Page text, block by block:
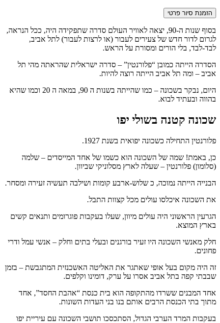
הזמנת סיור פרטי
בסוף שנות ה-90, יצאה לאוויר העולם סדרה שתפקידה היה, ככל הנראה,
לגרום לדור חדש של צעירים לעבור (או לרצות לעבור) לתל אביב,
לבד-לבד, בלי הורים ומסורת על הראש.
הסדרה הייתה כמובן “פלורנטין” – סדרה ישראלית שהראתה מהי תל
אביב – ומה תל אביב הייתה רוצה להיות.
היום, נבקר בשכונה – כמו שהייתה בשנות ה 90, במאה ה 20 וכמו שהיא
בהווה ובעתיד לבוא.
שכונה קטנה בשולי יפו
פלורנטין התחילה כשכונה יפואית בשנת 1927.
כן, באמת! שמה של השכונה הוא כשמו של אחד המייסדים – שלמה
(סלומון) פלורנטין – שעלה לארץ מסלוניקי שביוון.
הבנייה הייתה נמוכה, כ שלוש-ארבע קומות ושילבה תעשיה זעירה ומסחר.
את השכונה איכלסו עולים מכל קצוות התבל.
הגרעין הראשוני היה עולים מיוון, שעלו בעקבות פוגרומים ותנאים קשים
בארץ המוצא.
חלק מאנשי השכונה היו זעיר בורגנים ובעלי בתים וחלק – אנשי עמל ודרי
פחונים.
זה היה מקום בעל אופי שאתגר את האליטה האשכנזית המתגבשת – בזמן
שבבתי קפה בתל אביב אסרו על ערק, דומינו וקלפים.
אחד המבנים ששרדו מהתקופה הוא בית כנסת “אהבת החסד”, אחד
מתוך בתי הכנסת הרבים אותם בנו בני העדות השונות.
בעקבות המרד הערבי הגדול, הסתכסכו תושבי השכונה עם עיריית יפו